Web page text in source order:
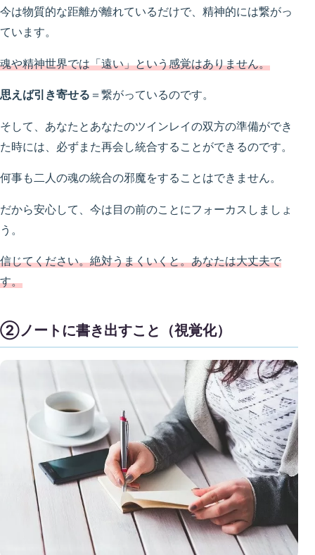
今は物質的な距離が離れているだけで、精神的には繋がっ
ています。
魂や精神世界では「遠い」という感覚はありません。
思えば引き寄せる ＝繋がっているのです。
そして、あなたとあなたのツインレイの双方の準備ができ
た時には、必ずまた再会し統合することができるのです。
何事も二人の魂の統合の邪魔をすることはできません。
だから安心して、今は目の前のことにフォーカスしましょ
う。
信じてください。絶対うまくいくと。あなたは大丈夫で
す。
②ノートに書き出すこと（視覚化）